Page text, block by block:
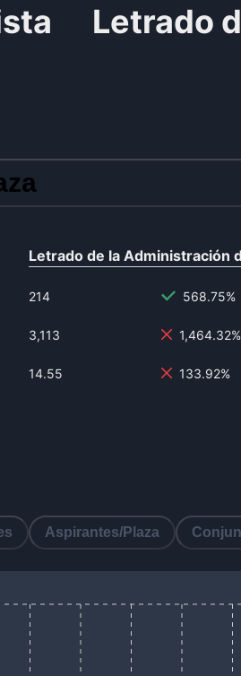
Letrado
Letrado de la Administración
214 568.75%
3,113 1,464.32%
14.55 133.92%
Aspirantes/Plaza